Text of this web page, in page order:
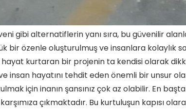
gibi alternatiflerin yanı sıra, bu güvenilir
bir özenle oluşturulmuş ve insanlara kolaylık
kurtaran bir projenin ta kendisi olarak
insan hayatını tehdit eden önemli bir unsur
için inanın şansınız çok az olabilir. En
çıkmaktadır. Bu kurtuluşun kapısı